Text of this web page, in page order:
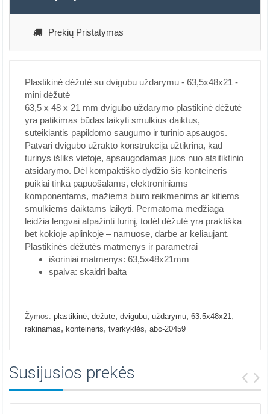
Prekių Pristatymas
Plastikinė dėžutė su dvigubu uždarymu - 63,5x48x21 -
mini dėžutė
63,5 x 48 x 21 mm dvigubo uždarymo plastikinė dėžutė
yra patikimas būdas laikyti smulkius daiktus,
suteikiantis papildomo saugumo ir turinio apsaugos.
Patvari dvigubo užrakto konstrukcija užtikrina, kad
turinys išliks vietoje, apsaugodamas juos nuo atsitiktinio
atsidarymo. Dėl kompaktiško dydžio šis konteineris
puikiai tinka papuošalams, elektroniniams
komponentams, mažiems biuro reikmenims ar kitiems
smulkiems daiktams laikyti. Permatoma medžiaga
leidžia lengvai atpažinti turinį, todėl dėžutė yra praktiška
bet kokioje aplinkoje – namuose, darbe ar keliaujant.
Plastikinės dėžutės matmenys ir parametrai
išoriniai matmenys: 63,5x48x21mm
spalva: skaidri balta
Žymos: plastikinė, dėžutė, dvigubu, uždarymu, 63.5x48x21,
rakinamas, konteineris, tvarkyklės, abc-20459
Susijusios prekės